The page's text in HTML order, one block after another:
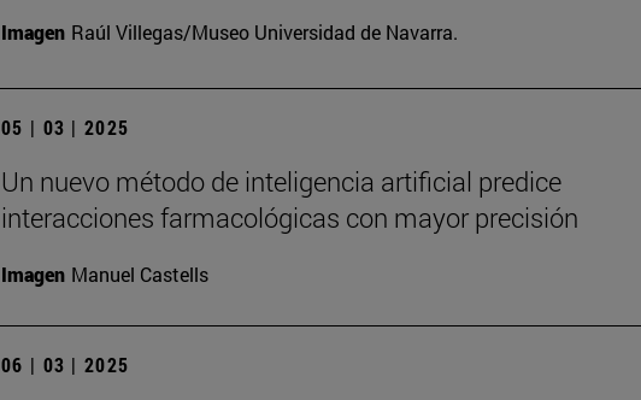
Imagen Raúl Villegas/Museo Universidad de Navarra.
05 | 03 | 2025
Un nuevo método de inteligencia artificial predice
interacciones farmacológicas con mayor precisión
Imagen Manuel Castells
06 | 03 | 2025